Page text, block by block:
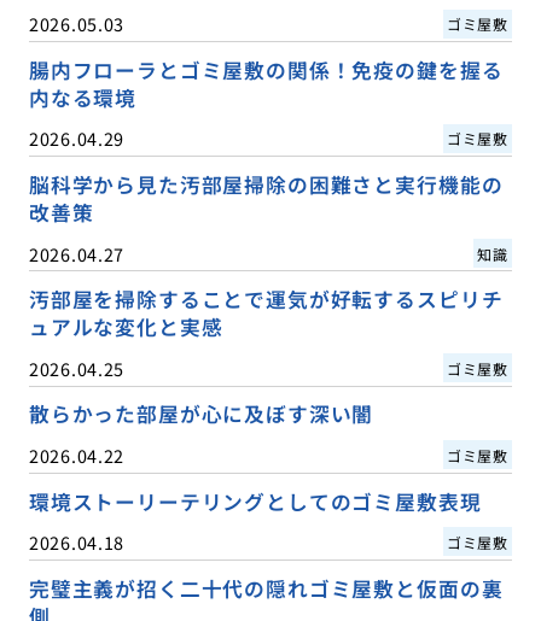
2026.05.03 ゴミ屋敷
腸内フローラとゴミ屋敷の関係！免疫の鍵を握る
内なる環境
2026.04.29 ゴミ屋敷
脳科学から見た汚部屋掃除の困難さと実行機能の
改善策
2026.04.27 知識
汚部屋を掃除することで運気が好転するスピリチ
ュアルな変化と実感
2026.04.25 ゴミ屋敷
散らかった部屋が心に及ぼす深い闇
2026.04.22 ゴミ屋敷
環境ストーリーテリングとしてのゴミ屋敷表現
2026.04.18 ゴミ屋敷
完璧主義が招く二十代の隠れゴミ屋敷と仮面の裏